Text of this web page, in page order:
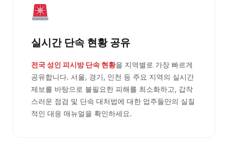
실시간 단속 현황 공유
전국 성인 피시방 단속 현황을 지역별로 가장 빠르게
공유합니다. 서울, 경기, 인천 등 주요 지역의 실시간
제보를 바탕으로 불필요한 피해를 최소화하고, 갑작
스러운 점검 및 단속 대처법에 대한 업주들만의 실질
적인 대응 매뉴얼을 확인하세요.